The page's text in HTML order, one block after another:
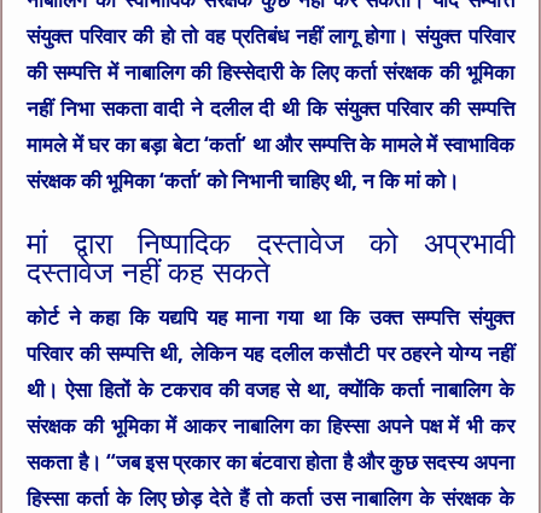
संयुक्त परिवार की हो तो वह प्रतिबंध नहीं लागू होगा। संयुक्त परिवार
की सम्पत्ति में नाबालिग की हिस्सेदारी के लिए कर्ता संरक्षक की भूमिका
नहीं निभा सकता वादी ने दलील दी थी कि संयुक्त परिवार की सम्पत्ति
मामले में घर का बड़ा बेटा ‘कर्ता’ था और सम्पत्ति के मामले में स्वाभाविक
संरक्षक की भूमिका ‘कर्ता’ को निभानी चाहिए थी, न कि मां को।
मां द्वारा निष्पादिक दस्तावेज को अप्रभावी
दस्तावेज नहीं कह सकते
कोर्ट ने कहा कि यद्यपि यह माना गया था कि उक्त सम्पत्ति संयुक्त
परिवार की सम्पत्ति थी, लेकिन यह दलील कसौटी पर ठहरने योग्य नहीं
थी। ऐसा हितों के टकराव की वजह से था, क्योंकि कर्ता नाबालिग के
संरक्षक की भूमिका में आकर नाबालिग का हिस्सा अपने पक्ष में भी कर
सकता है। “जब इस प्रकार का बंटवारा होता है और कुछ सदस्य अपना
हिस्सा कर्ता के लिए छोड़ देते हैं तो कर्ता उस नाबालिग के संरक्षक के